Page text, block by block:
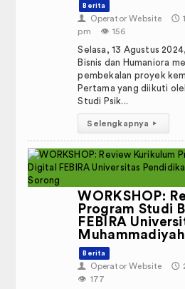
Ujian Akhir
Berita
👤 Operator Website 🕔
pm
👁️ 156
Selasa, 13 Agustus
Bisnis dan Humaniora
pembekalan proyek
Pertama yang diikuti
Studi Psik...
Selengkapnya ▸
WORKSHOP:
Program Studi
FEBIRA
Berita
👤 Operator Website 🕔
👁️ 177